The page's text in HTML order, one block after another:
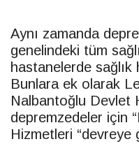
Aynı zamanda
genelindeki tüm
hastanelerde sağlık
Bunlara ek olarak
Nalbantoğlu Devlet
depremzedeler için
Hizmetleri “devreye